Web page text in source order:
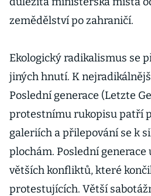
zemědělství po zahraničí.
Ekologický radikalismus se
jiných hnutí. K
Poslední generace (Letzte
protestnímu rukopisu patří
galeriích a přilepování se k
plochám. Poslední
větších konfliktů, které
protestujících. Větší